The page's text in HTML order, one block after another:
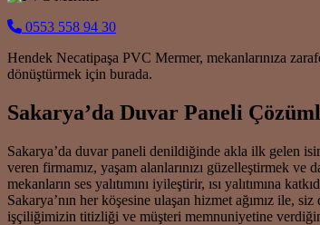
0553 558 94 30
Hendek Necatipaşa PVC Mermer, mekanlarınıza
dönüştürmek için burada.
Sakarya’da Duvar Paneli
Sakarya’da duvar paneli denildiğinde akla ilk gelen
veren firmamız, yaşam alanlarınızı güzelleştirmek
mekanların ses yalıtımını iyileştirir, ısı yalıtımına
Sakarya’nın her köşesine ulaşan hizmet ağımız ile,
işçiliğimizin titizliği ve müşteri memnuniyetine